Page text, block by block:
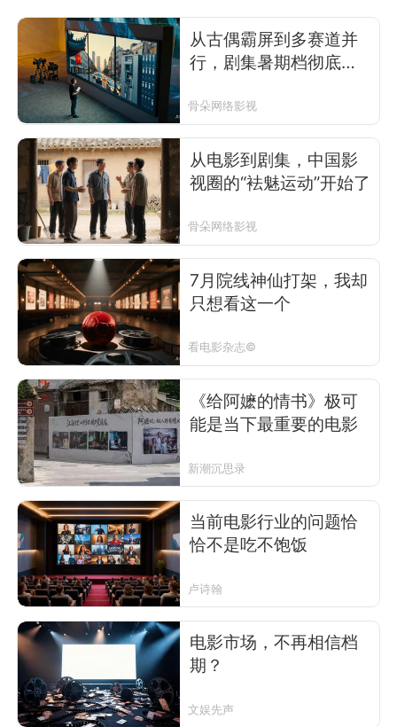
从古偶霸屏到多赛道并
行，剧集暑期档彻底变
骨朵网络影视
从电影到剧集，中国影
视圈的“袪魅运动”开始了
骨朵网络影视
7月院线神仙打架，我却
只想看这一个
看电影杂志©
《给阿嬷的情书》极可
能是当下最重要的电影
新潮沉思录
当前电影行业的问题恰
恰不是吃不饱饭
卢诗翰
电影市场，不再相信档
期？
文娱先声